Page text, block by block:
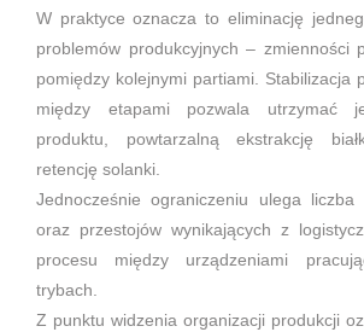
W praktyce oznacza to eliminację
problemów produkcyjnych – zmienności
pomiędzy kolejnymi partiami. Stabilizacja
między etapami pozwala utrzymać
produktu, powtarzalną ekstrakcję
retencję solanki.
Jednocześnie ograniczeniu ulega liczba
oraz przestojów wynikających z
procesu między urządzeniami
trybach.
Z punktu widzenia organizacji produkcji